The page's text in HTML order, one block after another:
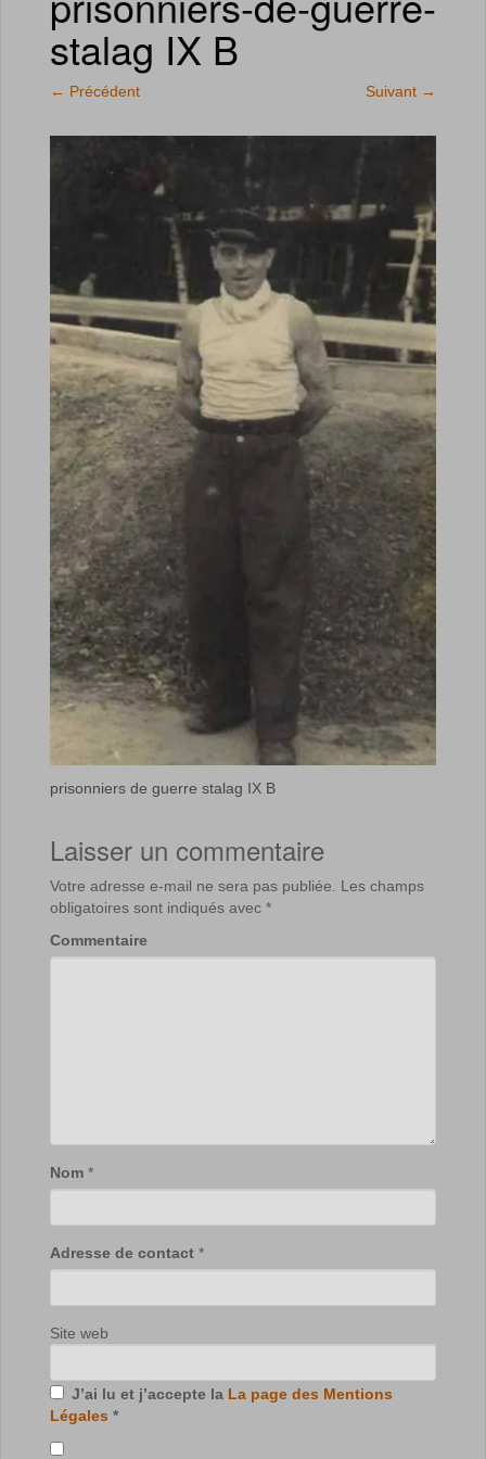
stalag IX B
← Précédent Suivant →
prisonniers de guerre stalag IX B
Laisser un commentaire
Votre adresse e-mail ne sera pas publiée. Les champs
obligatoires sont indiqués avec *
Commentaire
Nom *
Adresse de contact *
Site web
J’ai lu et j’accepte la La page des Mentions
Légales *